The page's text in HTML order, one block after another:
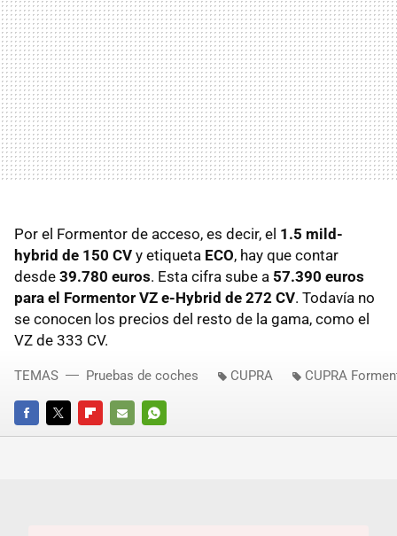
Por el Formentor de acceso, es decir, el 1.5 mild-
hybrid de 150 CV y etiqueta ECO, hay que contar
desde 39.780 euros. Esta cifra sube a 57.390 euros
para el Formentor VZ e-Hybrid de 272 CV. Todavía no
se conocen los precios del resto de la gama, como el
VZ de 333 CV.
FACEBOOKTWITTERFLIPBOARD
E-
WHATSAPP
TEMAS Pruebas de coches CUPRA CUPRA